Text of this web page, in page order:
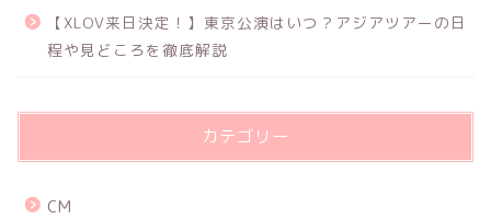
【XLOV来日決定！】東京公演はいつ？アジアツアーの日
程や見どころを徹底解説
カテゴリー
CM